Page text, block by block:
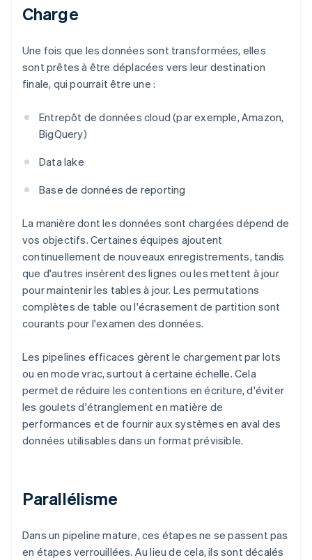
Charge
Une fois que les données sont transformées, elles
sont prêtes à être déplacées vers leur destination
finale, qui pourrait être une :
Entrepôt de données cloud (par exemple, Amazon,
BigQuery)
Data lake
Base de données de reporting
La manière dont les données sont chargées dépend de
vos objectifs. Certaines équipes ajoutent
continuellement de nouveaux enregistrements, tandis
que d'autres insèrent des lignes ou les mettent à jour
pour maintenir les tables à jour. Les permutations
complètes de table ou l'écrasement de partition sont
courants pour l'examen des données.
Les pipelines efficaces gèrent le chargement par lots
ou en mode vrac, surtout à certaine échelle. Cela
permet de réduire les contentions en écriture, d'éviter
les goulets d'étranglement en matière de
performances et de fournir aux systèmes en aval des
données utilisables dans un format prévisible.
Parallélisme
Dans un pipeline mature, ces étapes ne se passent pas
en étapes verrouillées. Au lieu de cela, ils sont décalés